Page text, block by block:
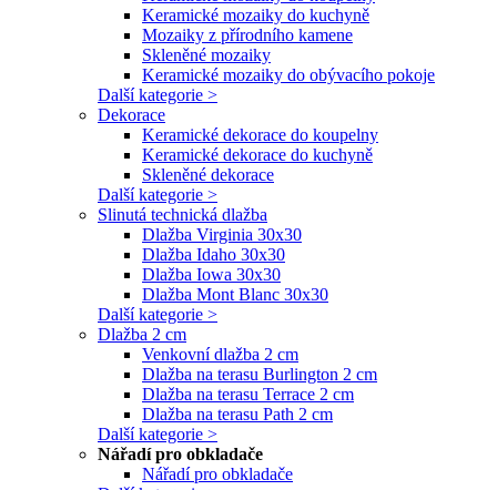
Keramické mozaiky do kuchyně
Mozaiky z přírodního kamene
Skleněné mozaiky
Keramické mozaiky do obývacího pokoje
Další kategorie >
Dekorace
Keramické dekorace do koupelny
Keramické dekorace do kuchyně
Skleněné dekorace
Další kategorie >
Slinutá technická dlažba
Dlažba Virginia 30x30
Dlažba Idaho 30x30
Dlažba Iowa 30x30
Dlažba Mont Blanc 30x30
Další kategorie >
Dlažba 2 cm
Venkovní dlažba 2 cm
Dlažba na terasu Burlington 2 cm
Dlažba na terasu Terrace 2 cm
Dlažba na terasu Path 2 cm
Další kategorie >
Nářadí pro obkladače
Nářadí pro obkladače